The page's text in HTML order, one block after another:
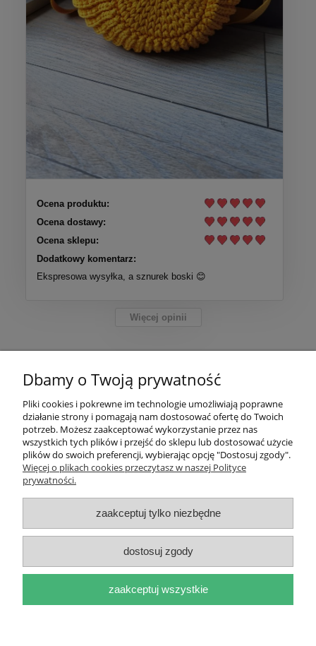
Ocena produktu:
Ocena dostawy:
Ocena sklepu:
Dodatkowy komentarz:
Ekspresowa wysyłka, a sznurek boski 😊
Więcej opinii
Moje konto
Płatności i dostawa
Informacje
O nas
pokaż pełną wersję strony
Sklep internetowy Shoper.pl
Dbamy o Twoją prywatność
Pliki cookies i pokrewne im technologie umożliwiają poprawne
działanie strony i pomagają nam dostosować ofertę do Twoich
potrzeb. Możesz zaakceptować wykorzystanie przez nas
wszystkich tych plików i przejść do sklepu lub dostosować użycie
plików do swoich preferencji, wybierając opcję "Dostosuj zgody".
Więcej o plikach cookies przeczytasz w naszej Polityce
prywatności.
zaakceptuj tylko niezbędne
dostosuj zgody
zaakceptuj wszystkie